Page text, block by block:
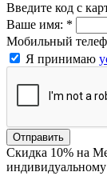
Введите код с
Ваше имя: *
Мобильный
Я принимаю
Отправить
Скидка 10% на